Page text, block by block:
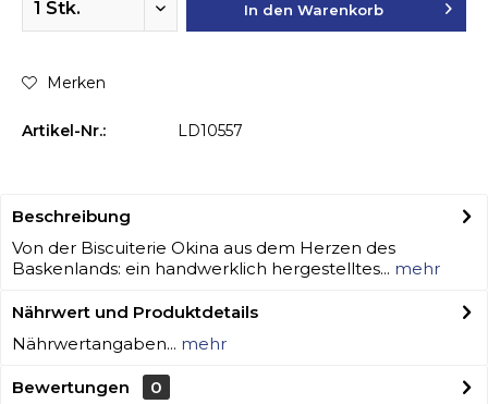
In den Warenkorb
Merken
Artikel-Nr.: LD10557
Beschreibung
Von der Biscuiterie Okina aus dem Herzen des
Baskenlands: ein handwerklich hergestelltes... mehr
Nährwert und Produktdetails
Nährwertangaben... mehr
Bewertungen
0